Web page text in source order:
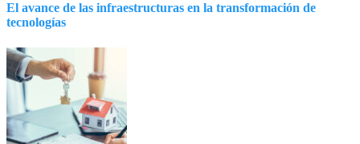
El avance de las infraestructuras en la transformación de
tecnologías